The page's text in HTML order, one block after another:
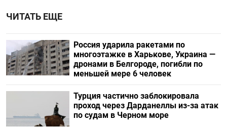
ЧИТАТЬ ЕЩЕ
Россия ударила ракетами по
многоэтажке в Харькове, Украина —
дронами в Белгороде, погибли по
меньшей мере 6 человек
Турция частично заблокировала
проход через Дарданеллы из-за атак
по судам в Черном море